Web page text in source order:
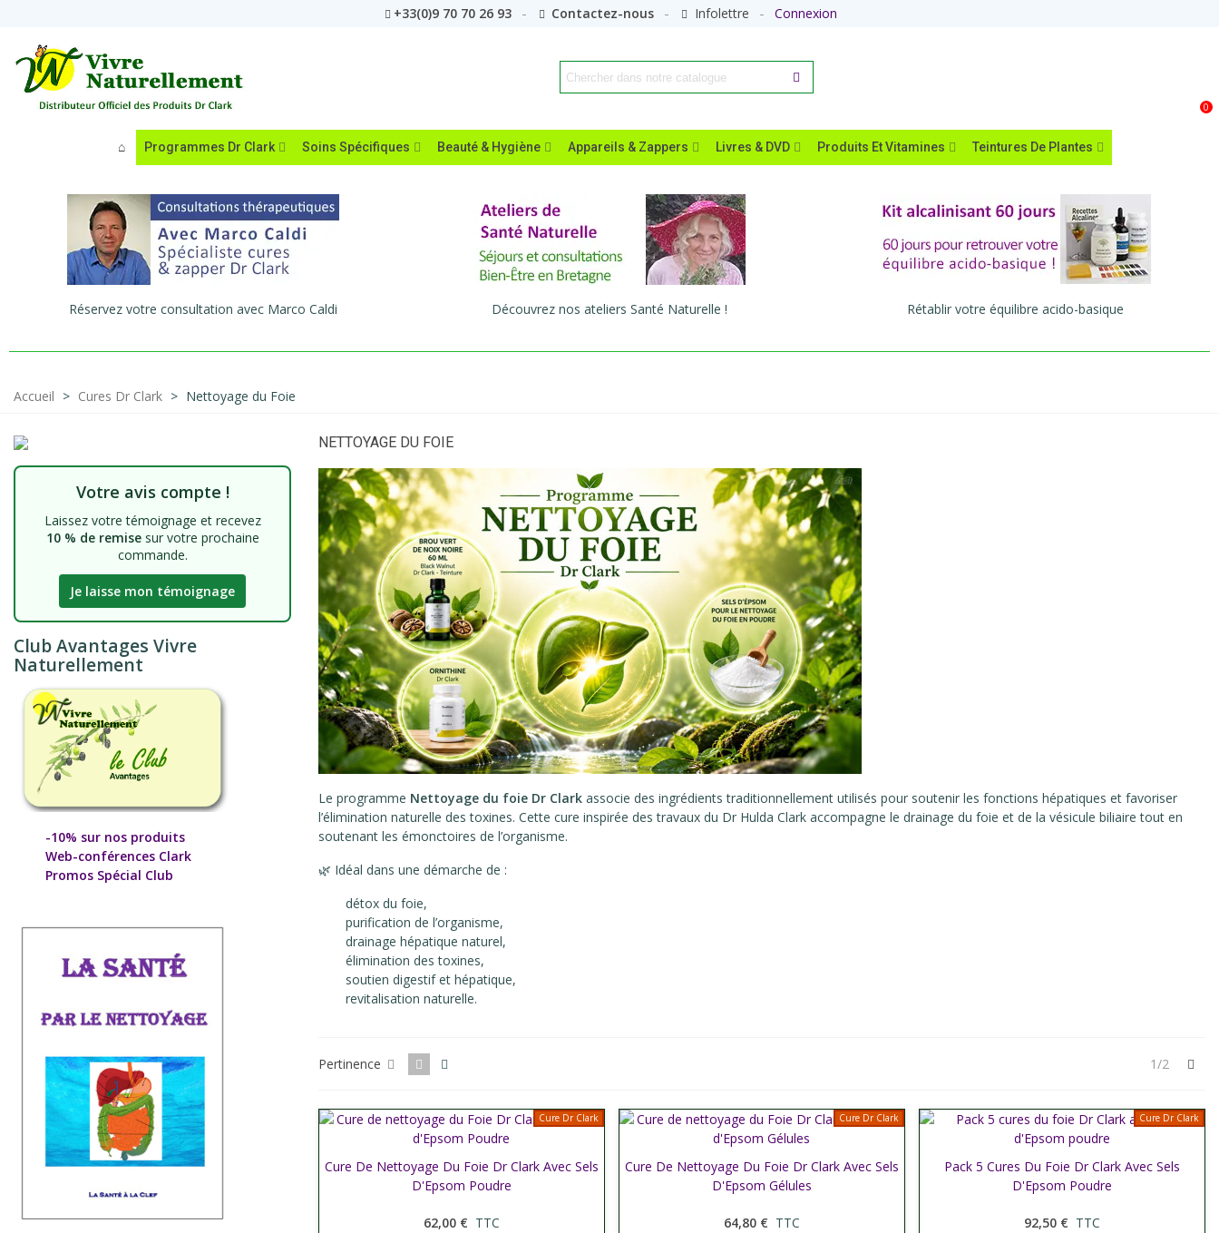
+33(0)9 70 70 26 93 Contactez-nous Infolettre Connexion
0
Programmes Dr Clark Soins Spécifiques Beauté & Hygiène Appareils & Zappers Livres & DVD Produits Et Vitamines Teintures De Plantes
Réservez votre consultation avec Marco Caldi Découvrez nos ateliers Santé Naturelle ! Rétablir votre équilibre acido-basique
Accueil > Cures Dr Clark > Nettoyage du Foie
Votre avis compte !
Laissez votre témoignage et recevez
10 % de remisesur votre prochaine
commande.
Je laisse mon témoignage
Club Avantages Vivre
Naturellement
-10% sur nos produits
Web-conférences Clark
Promos Spécial Club
NETTOYAGE DU FOIE
Le programme Nettoyage du foie Dr Clark associe des ingrédients traditionnellement utilisés pour soutenir les fonctions hépatiques et favoriser
l’élimination naturelle des toxines. Cette cure inspirée des travaux du Dr Hulda Clark accompagne le drainage du foie et de la vésicule biliaire tout en
soutenant les émonctoires de l’organisme.
🌿 Idéal dans une démarche de :
détox du foie,
purification de l’organisme,
drainage hépatique naturel,
élimination des toxines,
soutien digestif et hépatique,
revitalisation naturelle.
Pertinence 1/2
Cure Dr Clark
Afficher plus
Cure De Nettoyage Du Foie Dr Clark Avec Sels
D'Epsom Poudre
62,00 € TTC
Cure Dr Clark
Afficher plus
Cure De Nettoyage Du Foie Dr Clark Avec Sels
D'Epsom Gélules
64,80 € TTC
Cure Dr Clark
Afficher plus
Pack 5 Cures Du Foie Dr Clark Avec Sels
D'Epsom Poudre
92,50 € TTC